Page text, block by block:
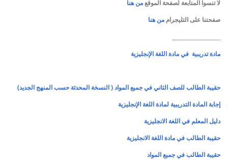
لا تنسوا المتابعة لصفحة الموقعمن هنا
صفحتنا على التليجرام من هنا
مادة تدريبية في مادة اللغة الإنجليزية
حقيبة الطالب للصف الثاني في جميع المواد ( النسخة المحدثة حسب المنهج الجديد)
إجابة المادة التدريبية لمادة اللغة الإنجليزية
دليل المعلم في اللغة الانجليزية
حقيبة الطالب في مادة اللغة الانجليزية
حقيبة الطالب في جميع المواد